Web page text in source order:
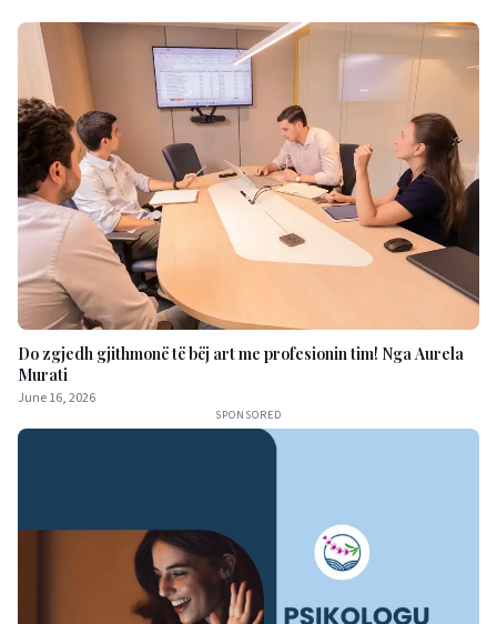
Do zgjedh gjithmonë të bëj art me profesionin tim! Nga Aurela
Murati
June 16, 2026
SPONSORED